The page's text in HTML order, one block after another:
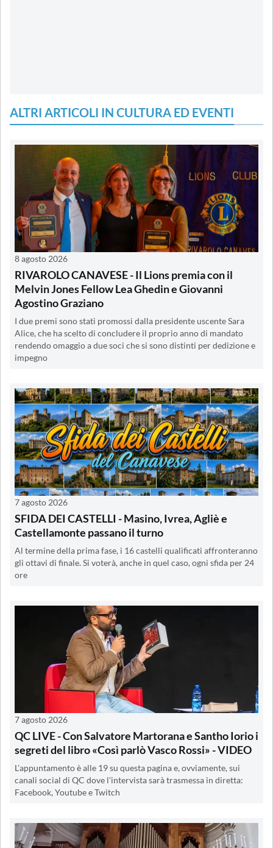
ALTRI ARTICOLI IN CULTURA ED EVENTI
8 agosto 2026
RIVAROLO CANAVESE - Il Lions premia con il
Melvin Jones Fellow Lea Ghedin e Giovanni
Agostino Graziano
I due premi sono stati promossi dalla presidente uscente Sara
Alice, che ha scelto di concludere il proprio anno di mandato
rendendo omaggio a due soci che si sono distinti per dedizione e
impegno
7 agosto 2026
SFIDA DEI CASTELLI - Masino, Ivrea, Agliè e
Castellamonte passano il turno
Al termine della prima fase, i 16 castelli qualificati affronteranno
gli ottavi di finale. Si voterà, anche in quel caso, ogni sfida per 24
ore
7 agosto 2026
QC LIVE - Con Salvatore Martorana e Santho Iorio i
segreti del libro «Così parlò Vasco Rossi» - VIDEO
L'appuntamento è alle 19 su questa pagina e, ovviamente, sui
canali social di QC dove l'intervista sarà trasmessa in diretta:
Facebook, Youtube e Twitch